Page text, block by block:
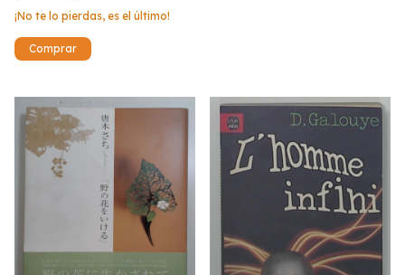
¡No te lo pierdas, es el último!